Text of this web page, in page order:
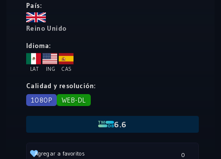
País:
Reino Unido
Idioma:
LAT ING CAS
Calidad y resolución:
1080P
WEB-DL
6.6
0
Agregar a favoritos